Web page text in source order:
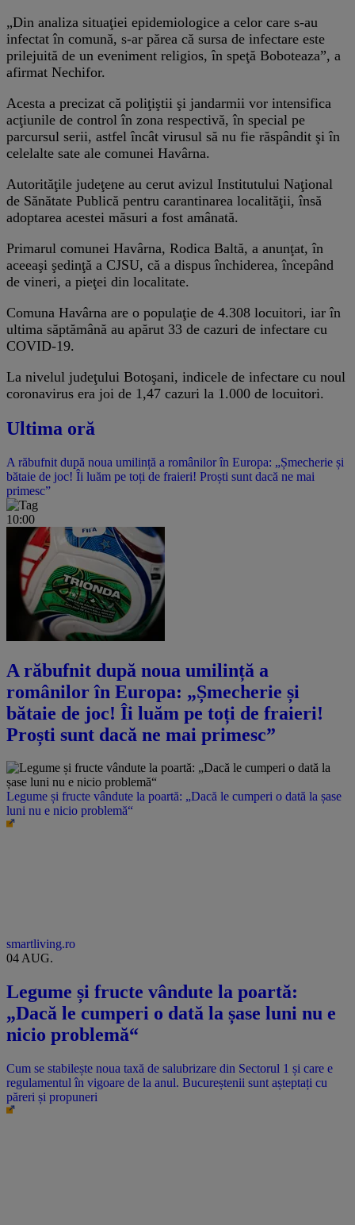
„Din analiza situaţiei epidemiologice a celor care s-au
infectat în comună, s-ar părea că sursa de infectare este
prilejuită de un eveniment religios, în speţă Boboteaza”, a
afirmat Nechifor.
Acesta a precizat că poliţiştii şi jandarmii vor intensifica
acţiunile de control în zona respectivă, în special pe
parcursul serii, astfel încât virusul să nu fie răspândit şi în
celelalte sate ale comunei Havârna.
Autorităţile judeţene au cerut avizul Institutului Naţional
de Sănătate Publică pentru carantinarea localităţii, însă
adoptarea acestei măsuri a fost amânată.
Primarul comunei Havârna, Rodica Baltă, a anunţat, în
aceeaşi şedinţă a CJSU, că a dispus închiderea, începând
de vineri, a pieţei din localitate.
Comuna Havârna are o populaţie de 4.308 locuitori, iar în
ultima săptămână au apărut 33 de cazuri de infectare cu
COVID-19.
La nivelul judeţului Botoşani, indicele de infectare cu noul
coronavirus era joi de 1,47 cazuri la 1.000 de locuitori.
Ultima oră
A răbufnit după noua umilință a românilor în Europa: „Șmecherie și
bătaie de joc! Îi luăm pe toți de fraieri! Proști sunt dacă ne mai
primesc”
10:00
A răbufnit după noua umilință a
românilor în Europa: „Șmecherie și
bătaie de joc! Îi luăm pe toți de fraieri!
Proști sunt dacă ne mai primesc”
Legume și fructe vândute la poartă: „Dacă le cumperi o dată la șase
luni nu e nicio problemă“
smartliving.ro
04 AUG.
Legume și fructe vândute la poartă:
„Dacă le cumperi o dată la șase luni nu e
nicio problemă“
Cum se stabilește noua taxă de salubrizare din Sectorul 1 și care e
regulamentul în vigoare de la anul. Bucureștenii sunt așteptați cu
păreri și propuneri